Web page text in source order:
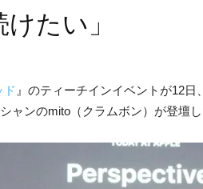
たい」
ド 』のティーチインイベントが12
ャンのmito（クラムボン）が登壇し